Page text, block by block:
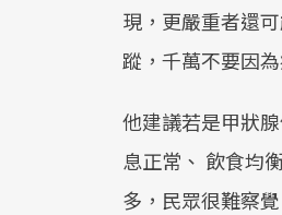
現，更嚴重者還
蹤，千萬不要因
他建議若是甲狀
息正常、 飲食均
多，民眾很難察